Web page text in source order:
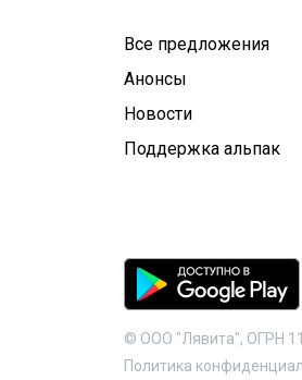
Все предложения
Анонсы
Новости
Поддержка альпак
© ООО "Лявита", ОГРН
Политика